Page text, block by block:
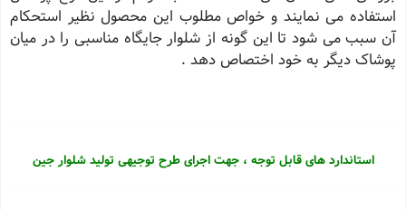
استفاده می نمایند و خواص مطلوب این محصول نظیر استحکام
آن سبب می شود تا این گونه از شلوار جایگاه مناسبی را در میان
پوشاک دیگر به خود اختصاص دهد .
استاندارد های قابل توجه ، جهت اجرای طرح توجیهی تولید شلوار جین